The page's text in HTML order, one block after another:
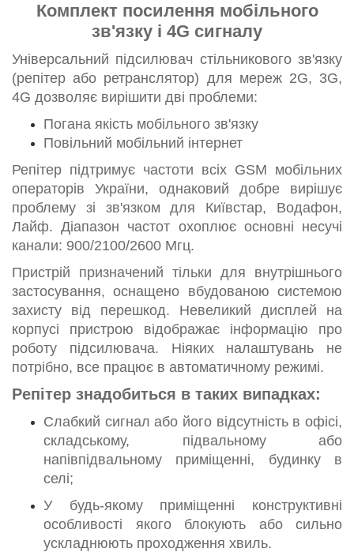
Комплект посилення мобільного
зв'язку і 4G сигналу
Універсальний підсилювач стільникового зв'язку
(репітер або ретранслятор) для мереж 2G, 3G,
4G дозволяє вирішити дві проблеми:
Погана якість мобільного зв'язку
Повільний мобільний інтернет
Репітер підтримує частоти всіх GSM мобільних
операторів України, однаковий добре вирішує
проблему зі зв'язком для Київстар, Водафон,
Лайф. Діапазон частот охоплює основні несучі
канали: 900/2100/2600 Мгц.
Пристрій призначений тільки для внутрішнього
застосування, оснащено вбудованою системою
захисту від перешкод. Невеликий дисплей на
корпусі пристрою відображає інформацію про
роботу підсилювача. Ніяких налаштувань не
потрібно, все працює в автоматичному режимі.
Репітер знадобиться в таких випадках:
Слабкий сигнал або його відсутність в офісі,
складському, підвальному або
напівпідвальному приміщенні, будинку в
селі;
У будь-якому приміщенні конструктивні
особливості якого блокують або сильно
ускладнюють проходження хвиль.